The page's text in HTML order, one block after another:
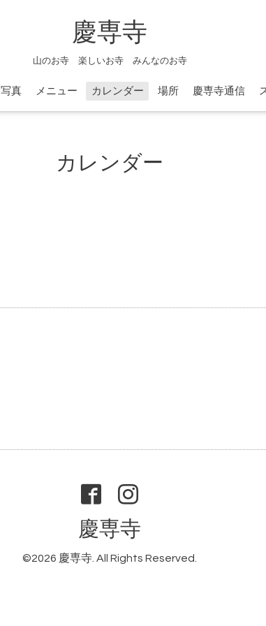
慶専寺
山のお寺 楽しいお寺 みんなのお寺
写真 メニュー カレンダー 場所 慶専寺通信
カレンダー
慶専寺
©2026 慶専寺 . All Rights Reserved.